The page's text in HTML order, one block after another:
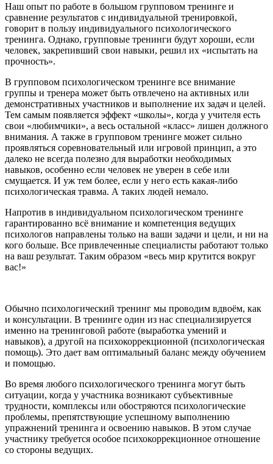
Наш опыт по работе в большом групповом тренинге и
сравнение результатов с индивидуальной тренировкой,
говорит в пользу индивидуального психологического
тренинга. Однако, групповые тренинги будут хороши, если
человек, закрепивший свои навыки, решил их «испытать на
прочность».
В групповом психологическом тренинге все внимание
группы и тренера может быть отвлечено на активных или
демонстративных участников и выполнение их задач и целей.
Тем самым появляется эффект «школы», когда у учителя есть
свои «любимчики», а весь остальной «класс» лишен должного
внимания. А также в групповом тренинге может сильно
проявляться соревновательный или игровой принцип, а это
далеко не всегда полезно для выработки необходимых
навыков, особенно если человек не уверен в себе или
смущается. И уж тем более, если у него есть какая-либо
психологическая травма. А таких людей немало.
Напротив в индивидуальном психологическом тренинге
гарантированно всё внимание и компетенция ведущих
психологов направлены только на ваши задачи и цели, и ни на
кого больше. Все привлеченные специалисты работают только
на ваш результат. Таким образом «весь мир крутится вокруг
вас!»
Обычно психологический тренинг мы проводим вдвоём, как
и консультации. В тренинге один из нас специализируется
именно на тренинговой работе (выработка умений и
навыков), а другой на психокоррекционной (психологическая
помощь). Это дает вам оптимальный баланс между обучением
и помощью.
Во время любого психологического тренинга могут быть
ситуации, когда у участника возникают субъективные
трудности, комплексы или обостряются психологические
проблемы, препятствующие успешному выполнению
упражнений тренинга и освоению навыков. В этом случае
участнику требуется особое психокоррекционное отношение
со стороны ведущих.